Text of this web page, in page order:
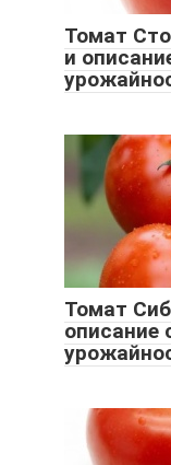
Томат
и
Томат
описание